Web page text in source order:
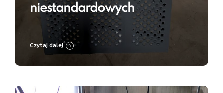
niestandardowych
Czytaj dalej